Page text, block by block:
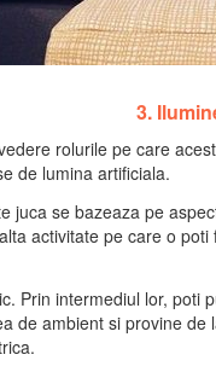
3.
rolurile pe care
de lumina artificiala.
juca se bazeaza pe
activitate pe care o
Prin intermediul lor,
de ambient si provine